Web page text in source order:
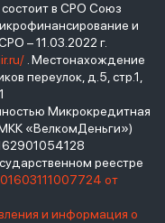
в СРО Союз
и
– 11.03.2022 г.
. Местонахождение
переулок, д.5, стр.1,
Микрокредитная
«ВелкомДеньги»)
реестре
от
и информация о